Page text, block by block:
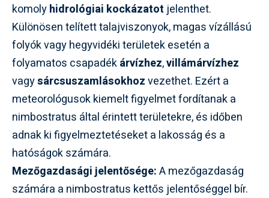
komolyhidrológiai kockázatot jelenthet.
Különösen telített talajviszonyok, magas vízállású
folyók vagy hegyvidéki területek esetén a
folyamatos csapadékárvízhez,villámárvízhez
vagysárcsuszamlásokhozvezethet. Ezért a
meteorológusok kiemelt figyelmet fordítanak a
nimbostratus által érintett területekre, és időben
adnak ki figyelmeztetéseket a lakosság és a
hatóságok számára.
Mezőgazdasági jelentősége:A mezőgazdaság
számára a nimbostratus kettős jelentőséggel bír.